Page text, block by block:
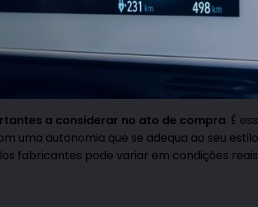
a considerar no ato de compra. É
uma autonomia que se adequa ao seu
fabricantes pode variar em condições